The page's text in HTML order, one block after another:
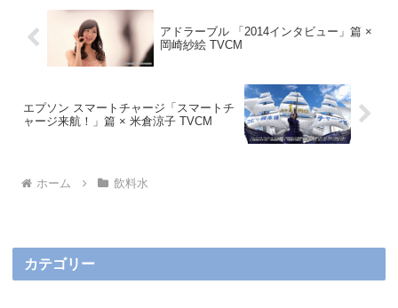
アドラーブル 「2014インタビュー」篇 ×
岡崎紗絵 TVCM
エプソン スマートチャージ「スマートチ
ャージ来航！」篇 × 米倉涼子 TVCM
ホーム 飲料水
カテゴリー